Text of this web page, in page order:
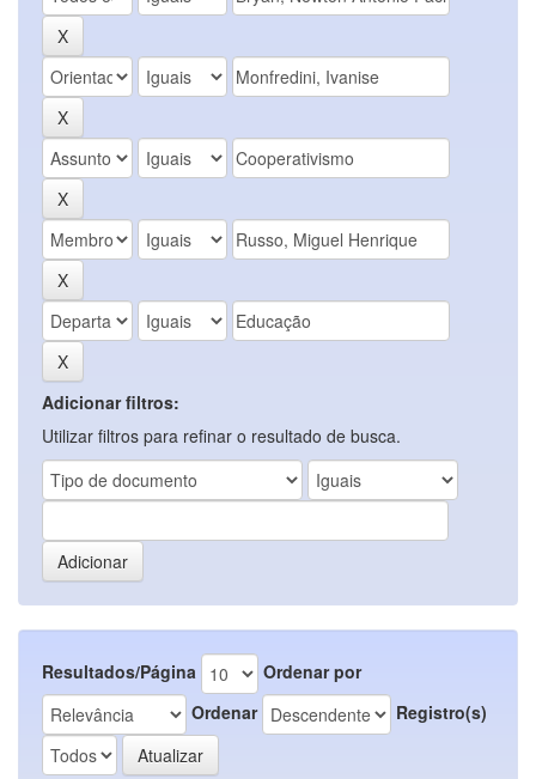
Adicionar filtros:
Utilizar filtros para refinar o resultado de busca.
Resultados/Página
Ordenar por
Ordenar
Registro(s)